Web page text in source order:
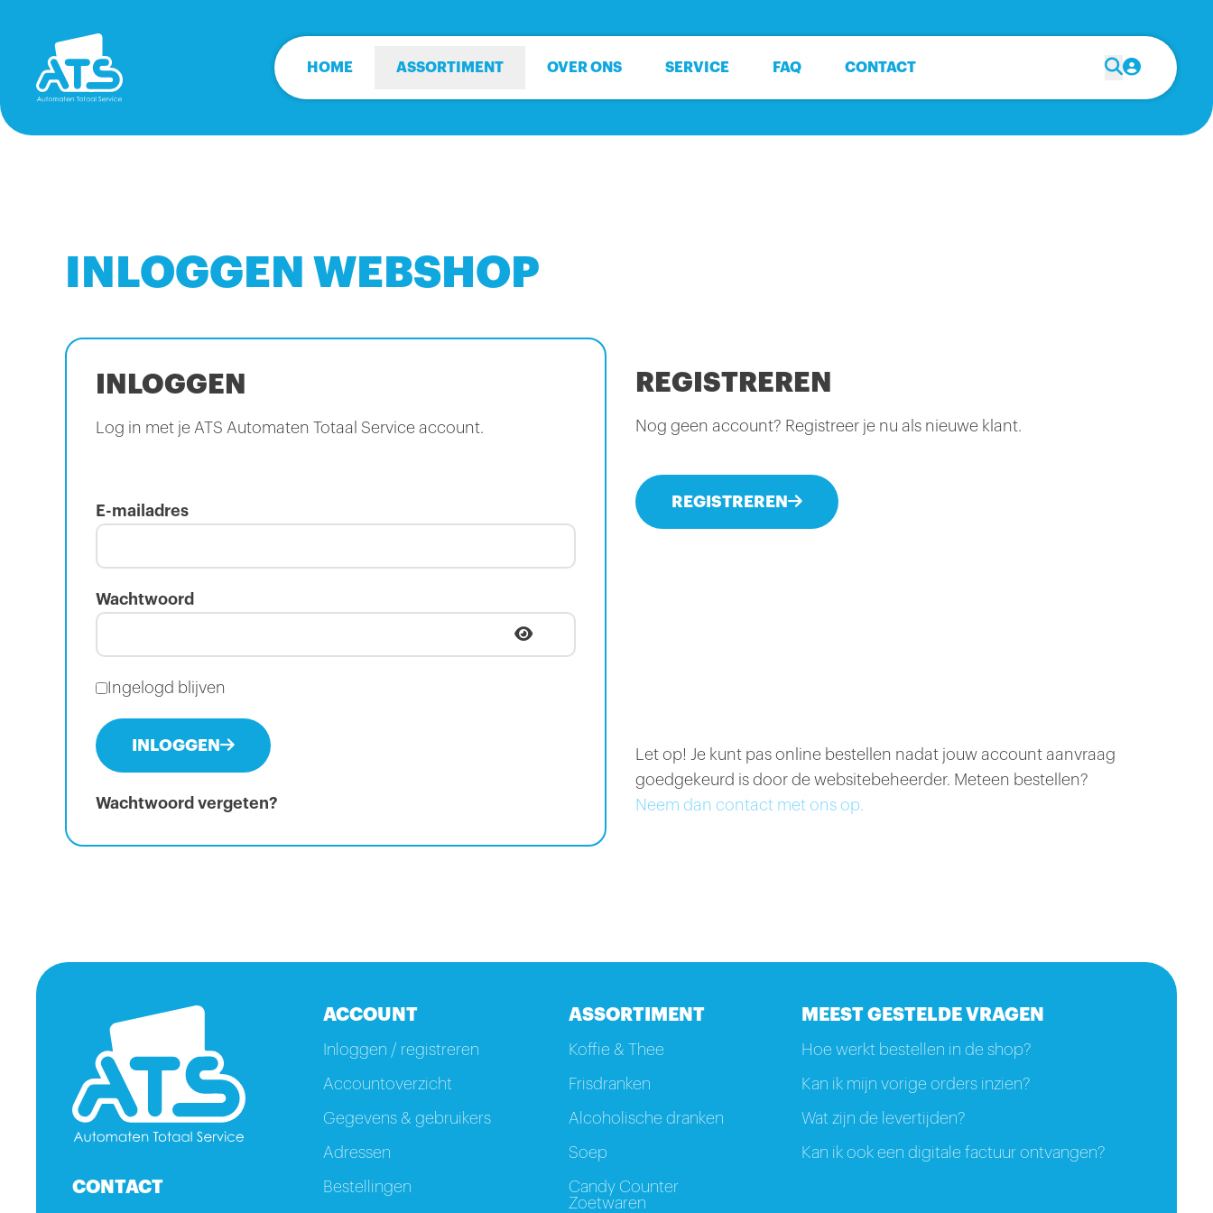
HOME ASSORTIMENT OVER ONS SERVICE FAQ CONTACT
INLOGGEN WEBSHOP
INLOGGEN
Log in met je ATS Automaten Totaal Service account.
E-mailadres
Wachtwoord
Ingelogd blijven
INLOGGEN
Wachtwoord vergeten?
REGISTREREN
Nog geen account? Registreer je nu als nieuwe klant.
REGISTREREN
Let op! Je kunt pas online bestellen nadat jouw account aanvraag
goedgekeurd is door de websitebeheerder. Meteen bestellen?
Neem dan contact met ons op.
CONTACT
ACCOUNT
Inloggen / registreren
Accountoverzicht
Gegevens & gebruikers
Adressen
Bestellingen
ASSORTIMENT
Koffie & Thee
Frisdranken
Alcoholische dranken
Soep
Candy Counter
Zoetwaren
MEEST GESTELDE VRAGEN
Hoe werkt bestellen in de shop?
Kan ik mijn vorige orders inzien?
Wat zijn de levertijden?
Kan ik ook een digitale factuur ontvangen?